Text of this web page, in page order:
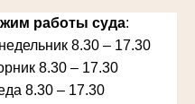
работы суда:
8.30 – 17.30
8.30 – 17.30
8.30 – 17.30